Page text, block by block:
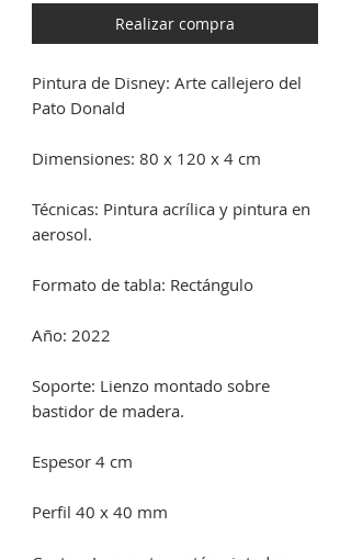
Realizar compra
Pintura de Disney: Arte callejero del
Pato Donald
Dimensiones: 80 x 120 x 4 cm
Técnicas: Pintura acrílica y pintura en
aerosol.
Formato de tabla: Rectángulo
Año: 2022
Soporte: Lienzo montado sobre
bastidor de madera.
Espesor 4 cm
Perfil 40 x 40 mm